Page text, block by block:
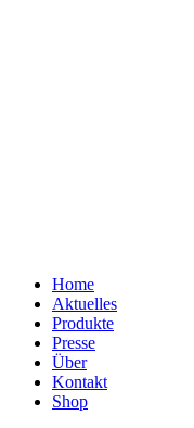
Home
Aktuelles
Produkte
Presse
Über
Kontakt
Shop